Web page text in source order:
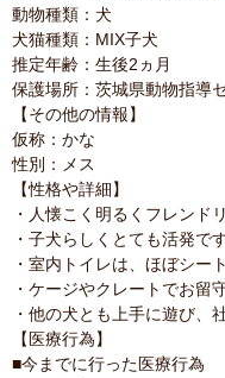
動物種類：犬
犬猫種類：MIX子犬
推定年齢：生後2ヵ月
保護場所：茨城県動物指導
【その他の情報】
仮称：かな
性別：メス
【性格や詳細】
・人懐こく明るくフレンド
・子犬らしくとても活発で
・室内トイレは、ほぼシー
・ケージやクレートでお留
・他の犬とも上手に遊び、
【医療行為】
■今までに行った医療行為